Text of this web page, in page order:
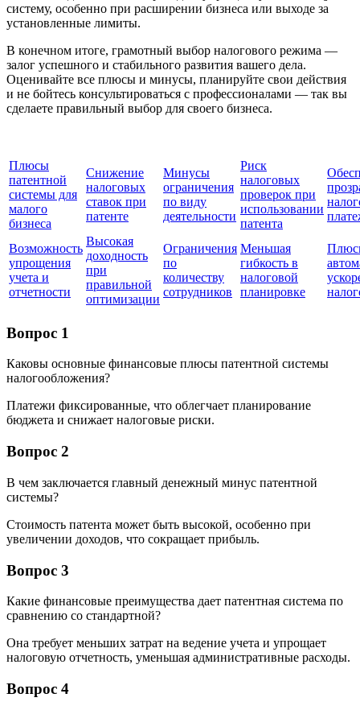
систему, особенно при расширении бизнеса или выходе за
установленные лимиты.
В конечном итоге, грамотный выбор налогового режима —
залог успешного и стабильного развития вашего дела.
Оценивайте все плюсы и минусы, планируйте свои действия
и не бойтесь консультироваться с профессионалами — так вы
сделаете правильный выбор для своего бизнеса.
Плюсы
патентной
системы для
малого
бизнеса
Снижение
налоговых
ставок при
патенте
Минусы
ограничения
по виду
деятельности
Риск
налоговых
проверок при
использовании
патента
Возможность
упрощения
учета и
отчетности
Высокая
доходность
при
правильной
оптимизации
Ограничения
по
количеству
сотрудников
Меньшая
гибкость в
налоговой
планировке
Вопрос 1
Каковы основные финансовые плюсы патентной системы
налогообложения?
Платежи фиксированные, что облегчает планирование
бюджета и снижает налоговые риски.
Вопрос 2
В чем заключается главный денежный минус патентной
системы?
Стоимость патента может быть высокой, особенно при
увеличении доходов, что сокращает прибыль.
Вопрос 3
Какие финансовые преимущества дает патентная система по
сравнению со стандартной?
Она требует меньших затрат на ведение учета и упрощает
налоговую отчетность, уменьшая административные расходы.
Вопрос 4